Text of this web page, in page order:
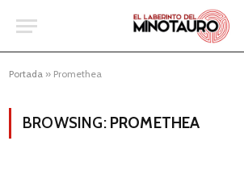
Portada » Promethea
BROWSING: PROMETHEA